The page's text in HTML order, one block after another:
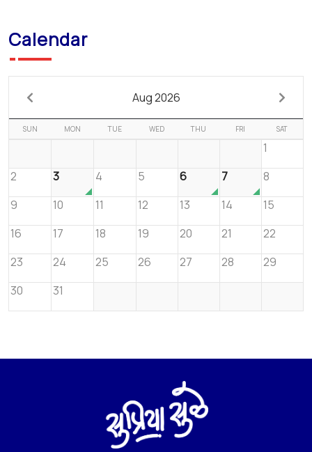
Calendar
Aug 2026
SUN MON TUE WED THU FRI SAT
1
2
3 4 5 6 7
8
9
10 11 12 13 14
15
16
17 18 19 20 21
22
23
24 25 26 27 28
29
30
31